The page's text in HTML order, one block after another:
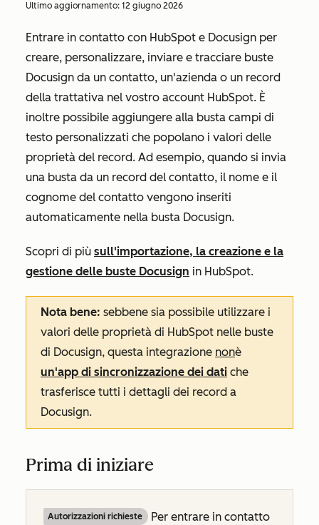
Ultimo aggiornamento: 12 giugno 2026
Entrare in contatto con HubSpot e Docusign per
creare, personalizzare, inviare e tracciare buste
Docusign da un contatto, un'azienda o un record
della trattativa nel vostro account HubSpot. È
inoltre possibile aggiungere alla busta campi di
testo personalizzati che popolano i valori delle
proprietà del record. Ad esempio, quando si invia
una busta da un record del contatto, il nome e il
cognome del contatto vengono inseriti
automaticamente nella busta Docusign.
Scopri di più sull'importazione, la creazione e la
gestione delle buste Docusign in HubSpot.
Nota bene: sebbene sia possibile utilizzare i
valori delle proprietà di HubSpot nelle buste
di Docusign, questa integrazione nonè
un'app di sincronizzazione dei dati che
trasferisce tutti i dettagli dei record a
Docusign.
Prima di iniziare
Autorizzazioni richieste
Per entrare in contatto